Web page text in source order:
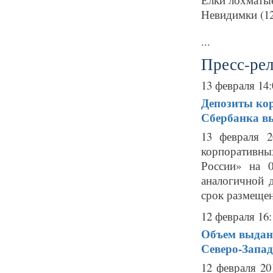
Невидимки
...
Пресс-
13 февраля
Депозиты
Сбербанка
13 февраля
России» на
срок
12 февраля
Объем
Северо-
12 февраля